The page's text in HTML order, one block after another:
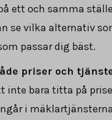
ett och samma
se vilka alternativ
passar dig bäst.
priser och
inte bara titta på
i